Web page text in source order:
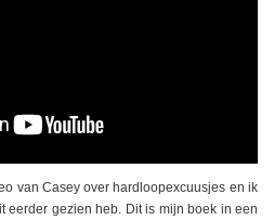
van Casey over hardloopexcuusjes en ik
eerder gezien heb. Dit is mijn boek in een